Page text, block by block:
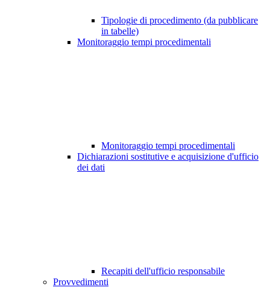
Tipologie di procedimento (da pubblicare
in tabelle)
Monitoraggio tempi procedimentali
Monitoraggio tempi procedimentali
Dichiarazioni sostitutive e acquisizione d'ufficio
dei dati
Recapiti dell'ufficio responsabile
Provvedimenti